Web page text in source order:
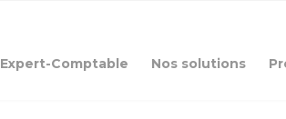
Comptable Nos solutions